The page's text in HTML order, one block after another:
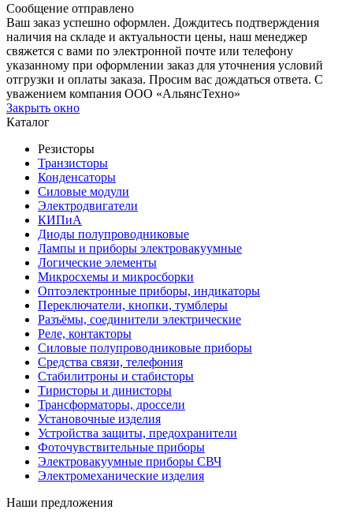
Сообщение отправлено
Ваш заказ успешно оформлен. Дождитесь подтверждения
наличия на складе и актуальности цены, наш менеджер
свяжется с вами по электронной почте или телефону
указанному при оформлении заказ для уточнения условий
отгрузки и оплаты заказа. Просим вас дождаться ответа. С
уважением компания ООО «АльянсТехно»
Закрыть окно
Каталог
Резисторы
Транзисторы
Конденсаторы
Силовые модули
Электродвигатели
КИПиА
Диоды полупроводниковые
Лампы и приборы электровакуумные
Логические элементы
Микросхемы и микросборки
Оптоэлектронные приборы, индикаторы
Переключатели, кнопки, тумблеры
Разъёмы, соединители электрические
Реле, контакторы
Силовые полупроводниковые приборы
Средства связи, телефония
Стабилитроны и стабисторы
Тиристоры и динисторы
Трансформаторы, дроссели
Установочные изделия
Устройства защиты, предохранители
Фоточувствительные приборы
Электровакуумные приборы СВЧ
Электромеханические изделия
Наши предложения